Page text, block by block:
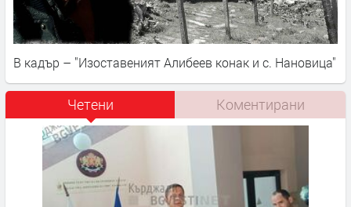
В кадър – "Изоставеният Алибеев конак и с. Нановица"
Четени Коментирани